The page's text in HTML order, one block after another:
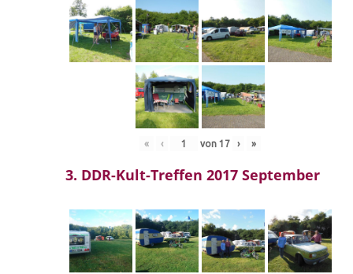
« ‹ von 17 › »
3. DDR-Kult-Treffen 2017 September